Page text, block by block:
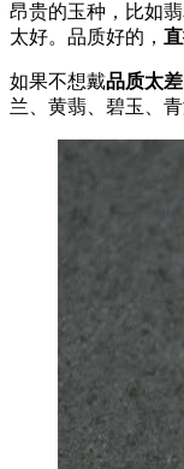
昂贵的玉种，比如
太好。品质好的，
如果不想戴品质太
兰、黄翡、碧玉、